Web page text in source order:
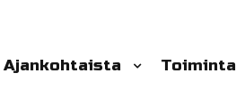
Ajankohtaista Toiminta